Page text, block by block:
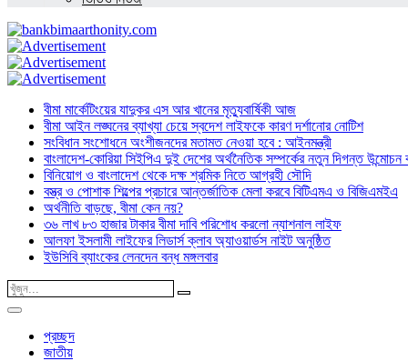
বীমা মার্কেটিংয়ের যাদুকর এস আর খানের মৃত্যুবার্ষিকী আজ
বীমা আইন লঙ্ঘনের ব্যাখ্যা চেয়ে স্বদেশ লাইফকে কারণ দর্শানোর নোটিশ
সংবিধান সংশোধনে অংশীজনদের মতামত নেওয়া হবে : আইনমন্ত্রী
বাংলাদেশ-কোরিয়া সিইপিএ দুই দেশের অর্থনৈতিক সম্পর্কের নতুন দিগন্ত উন্মোচন
বিনিয়োগ ও বাংলাদেশ থেকে দক্ষ শ্রমিক নিতে আগ্রহী সৌদি
বস্ত্র ও পোশাক শিল্পের প্রচারে আন্তর্জাতিক মেলা করবে বিটিএমএ ও বিজিএমইএ
অর্থনীতি বাড়ছে, বীমা কেন নয়?
৩৬ লাখ ৮৩ হাজার টাকার বীমা দাবি পরিশোধ করলো ন্যাশনাল লাইফ
আলফা ইসলামী লাইফের লিডার্স ক্লাব অ্যাওয়ার্ডস নাইট অনুষ্ঠিত
ইউসিবি ব্যাংকের লেনদেন বন্ধ মঙ্গলবার
প্রচ্ছদ
জাতীয়